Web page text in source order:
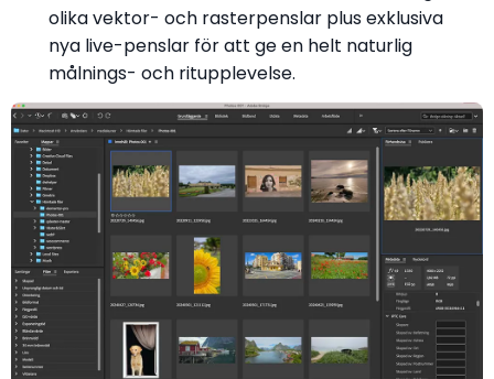
olika vektor- och rasterpenslar plus exklusiva
nya live-penslar för att ge en helt naturlig
målnings- och ritupplevelse.